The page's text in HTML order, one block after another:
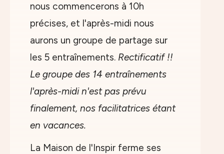
nous commencerons à 10h
précises, et l'après-midi nous
aurons un groupe de partage sur
les 5 entraînements. Rectificatif !!
Le groupe des 14 entraînements
l'après-midi n'est pas prévu
finalement, nos facilitatrices étant
en vacances.
La Maison de l'Inspir ferme ses